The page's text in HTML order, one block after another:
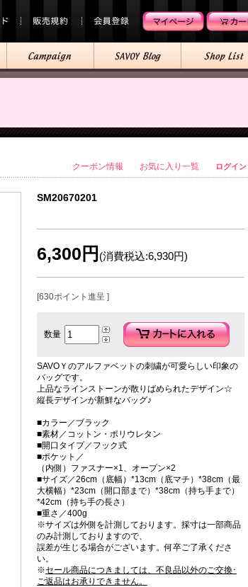
クーポン情報 お気に入り一覧 ログイン
SM20670201
SAVOＹのアルファベットの刺繍が可愛らしい印象の
バッグです。
上品なラインストーンが散りばめられたデザイン☆
縦長デザインが新鮮なバッグ♪
■カラー／ブラック
■素材／コットン・ポリウレタン
■開口タイプ／フック式
■ポケット／
（内側）ファスナー×1、オープン×2
■サイズ／26cm（底幅）*13cm（底マチ）*38cm（最
大横幅）*23cm（開口部まで）*38cm（持ち手まで）
*42cm（持ち手の長さ）
■重さ／400g
※サイズは外側を計測しております。採寸は一部商品
のみ計測しておりますので、
誤差が生じる場合がございます。何卒ご了承くださ
い。
※セール商品につきましては、不良品以外のご交換･
ご返品はお承りできません。
6,300円 (消費税込:6,930円)
[630ポイント進呈 ]
数量